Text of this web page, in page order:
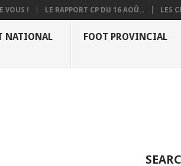
VOUS ! LE RAPPORT CP DU 16 AOÛ... LES
NATIONAL FOOT PROVINCIAL